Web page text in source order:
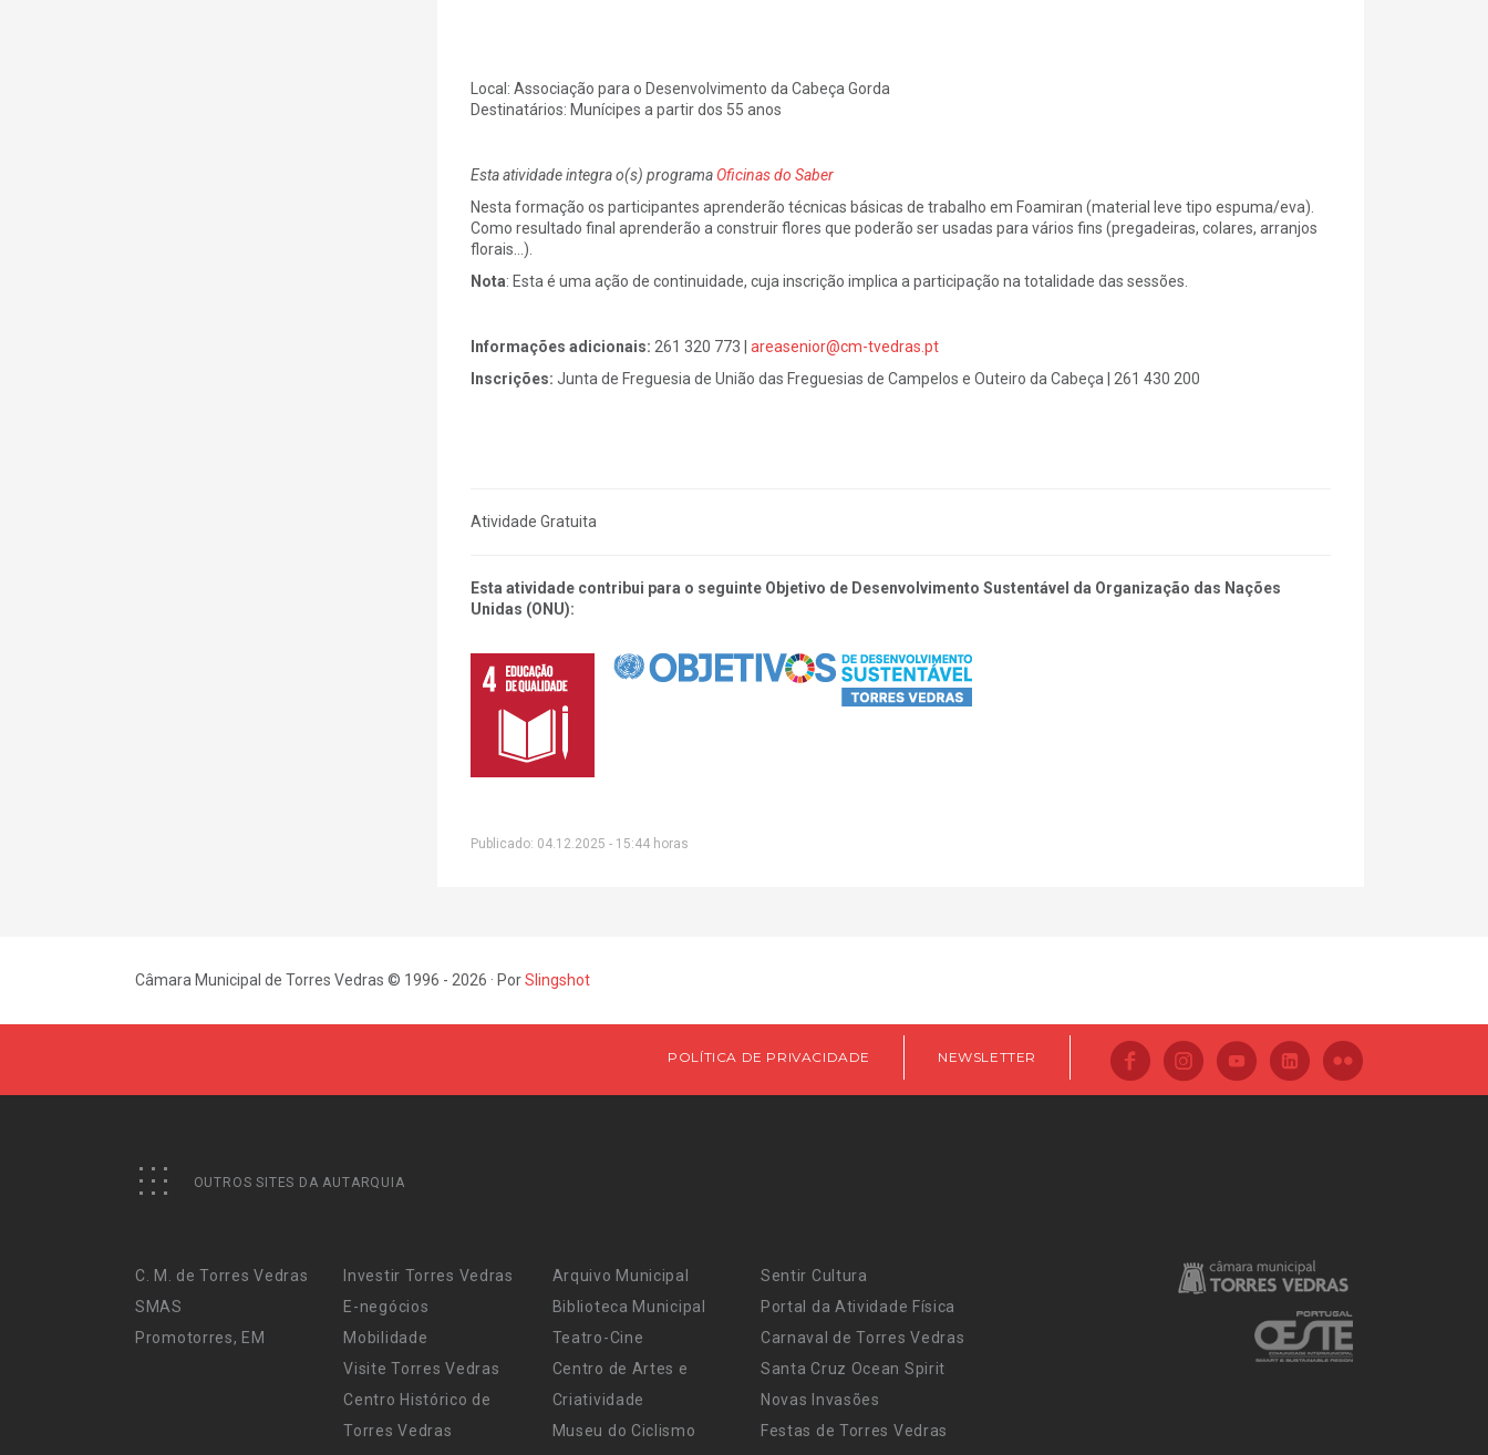
Local: Associação para o Desenvolvimento da Cabeça Gorda
Destinatários: Munícipes a partir dos 55 anos
Esta atividade integra o(s) programa Oficinas do Saber
Nesta formação os participantes aprenderão técnicas básicas de trabalho em Foamiran (material leve tipo espuma/eva).
Como resultado final aprenderão a construir flores que poderão ser usadas para vários fins (pregadeiras, colares, arranjos
florais…).
Nota: Esta é uma ação de continuidade, cuja inscrição implica a participação na totalidade das sessões.
Informações adicionais: 261 320 773 | areasenior@cm-tvedras.pt
Inscrições: Junta de Freguesia de União das Freguesias de Campelos e Outeiro da Cabeça | 261 430 200
Atividade Gratuita
Esta atividade contribui para o seguinte Objetivo de Desenvolvimento Sustentável da Organização das Nações
Unidas (ONU):
Publicado: 04.12.2025 - 15:44 horas
Câmara Municipal de Torres Vedras © 1996 - 2026 · PorSlingshot
POLÍTICA DE PRIVACIDADE NEWSLETTER
OUTROS SITES DA AUTARQUIA
C. M. de Torres Vedras
SMAS
Promotorres, EM
Investir Torres Vedras
E-negócios
Mobilidade
Visite Torres Vedras
Centro Histórico de
Torres Vedras
Arquivo Municipal
Biblioteca Municipal
Teatro-Cine
Centro de Artes e
Criatividade
Museu do Ciclismo
Sentir Cultura
Portal da Atividade Física
Carnaval de Torres Vedras
Santa Cruz Ocean Spirit
Novas Invasões
Festas de Torres Vedras